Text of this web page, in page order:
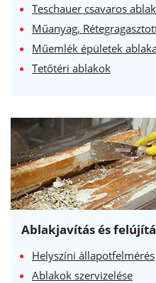
Teschauer csavaros
Műanyag,
Műemlék épületek
Tetőtéri ablakok
Ablakjavítás és
Helyszíni állapotfelmérés
Ablakok szervizelése